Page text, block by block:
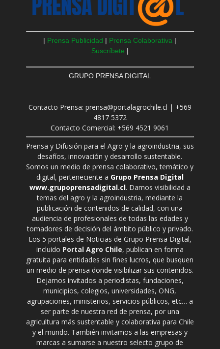
| Prensa Publicidad | Prensa Colaborativa |
Suscríbete |
GRUPO PRENSA DIGITAL
Contacto Prensa: prensa@portalagrochile.cl | +569
4817 5372
Contacto Comercial: +569 4521 9061
Prensa y Difusión para el Agro y la agroindustria, sus
desafíos, innovación y desarrollo sustentable.
Somos un medio de prensa colaborativo, temático y
digital, perteneciente a Grupo Prensa Digital
www.grupoprensadigital.cl. Damos visibilidad a
temas del agro y la agroindustria, mediante la
publicación de contenidos de calidad, con una
audiencia de profesionales de todas las edades y
tomadores de decisión del ámbito público y privado.
Los 5 portales de Noticias de Grupo Prensa Digital,
incluido Portal Agro Chile, publican en forma
gratuita para entidades sin fines lucros, que busquen
un medio de prensa donde visibilizar sus contenidos.
Dejamos invitados a periodistas, fundaciones,
municipios, colegios, universidades, ONG,
agrupaciones, ministerios, servicios públicos, etc… a
ser parte de nuestra red de prensa, por una
agricultura más sustentable y colaborativa para Chile
y el mundo. También invitamos a las empresas y
marcas a sumarse a nuestro selecto grupo de